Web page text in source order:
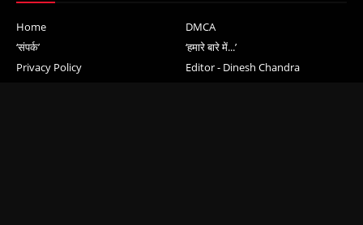
Home
DMCA
‘संपर्क’
‘हमारे बारे में...’
Privacy Policy
Editor - Dinesh Chandra